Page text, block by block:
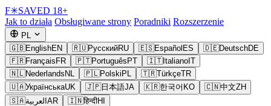
F✳SAVED 18+
Jak to działa Obsługiwane strony Poradniki Rozszerzenie
PL
🇬🇧EnglishEN 🇷🇺РусскийRU 🇪🇸Español ES 🇩🇪DeutschDE
🇫🇷Français FR 🇵🇹Português PT 🇮🇹Italiano IT
🇳🇱Nederlands NL 🇵🇱Polski PL 🇹🇷TürkçeTR
🇺🇦УкраїнськаUK 🇯🇵日本語JA 🇰🇷한국어 KO 🇨🇳中文ZH
🇸🇦العربية AR 🇮🇳हिन्दीHI